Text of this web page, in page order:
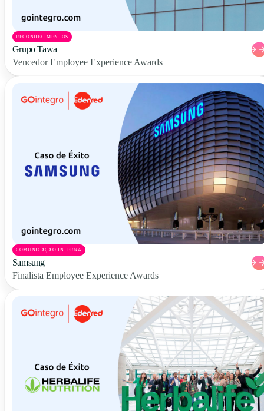
RECONHECIMENTOS
Grupo Tawa
Vencedor Employee Experience Awards
COMUNICAÇÃO INTERNA
Samsung
Finalista Employee Experience Awards